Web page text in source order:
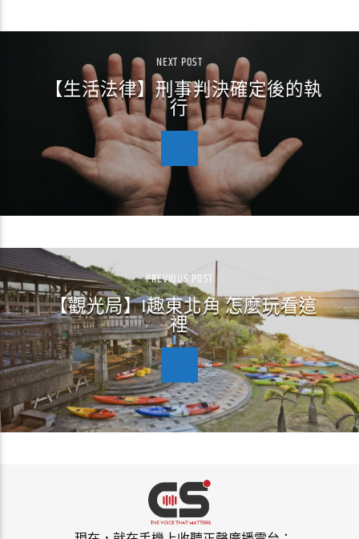
NEXT POST
【生活法律】刑事判決確定後的執
行
PREVIOUS POST
【觀光局】I趣東北角 怎麼玩看這
裡